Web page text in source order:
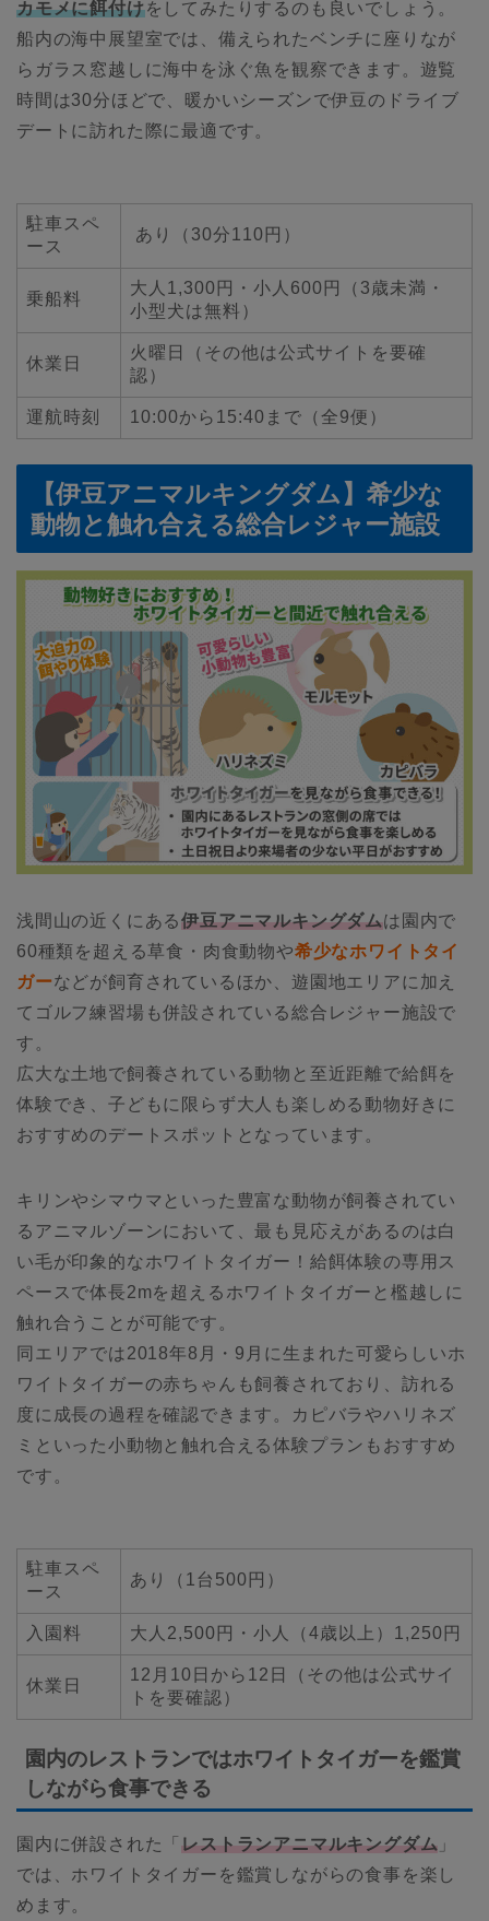
カモメに餌付けをしてみたりするのも良いでしょう。
船内の海中展望室では、備えられたベンチに座りなが
らガラス窓越しに海中を泳ぐ魚を観察できます。遊覧
時間は30分ほどで、暖かいシーズンで伊豆のドライブ
デートに訪れた際に最適です。
駐車スペ
ース
あり（30分110円）
乗船料
大人1,300円・小人600円（3歳未満・
小型犬は無料）
休業日
火曜日（その他は公式サイトを要確
認）
運航時刻 10:00から15:40まで（全9便）
【伊豆アニマルキングダム】希少な
動物と触れ合える総合レジャー施設
浅間山の近くにある伊豆アニマルキングダムは園内で
60種類を超える草食・肉食動物や希少なホワイトタイ
ガーなどが飼育されているほか、遊園地エリアに加え
てゴルフ練習場も併設されている総合レジャー施設で
す。
広大な土地で飼養されている動物と至近距離で給餌を
体験でき、子どもに限らず大人も楽しめる動物好きに
おすすめのデートスポットとなっています。
キリンやシマウマといった豊富な動物が飼養されてい
るアニマルゾーンにおいて、最も見応えがあるのは白
い毛が印象的なホワイトタイガー！給餌体験の専用ス
ペースで体長2mを超えるホワイトタイガーと檻越しに
触れ合うことが可能です。
同エリアでは2018年8月・9月に生まれた可愛らしいホ
ワイトタイガーの赤ちゃんも飼養されており、訪れる
度に成長の過程を確認できます。カピバラやハリネズ
ミといった小動物と触れ合える体験プランもおすすめ
です。
駐車スペ
ース
あり（1台500円）
入園料 大人2,500円・小人（4歳以上）1,250円
休業日
12月10日から12日（その他は公式サイ
トを要確認）
園内のレストランではホワイトタイガーを鑑賞
しながら食事できる
園内に併設された「レストランアニマルキングダム 」
では、ホワイトタイガーを鑑賞しながらの食事を楽し
めます。